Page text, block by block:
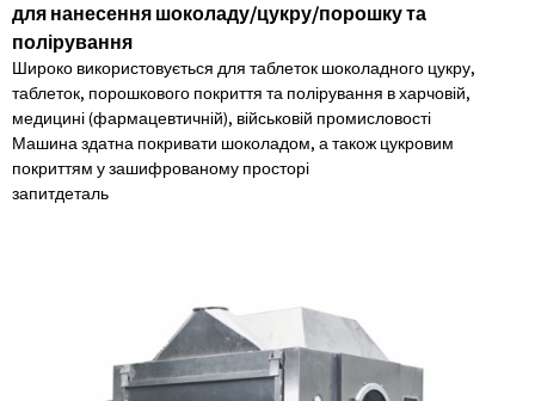
для нанесення шоколаду/цукру/порошку та
полірування
Широко використовується для таблеток шоколадного цукру,
таблеток, порошкового покриття та полірування в харчовій,
медицині (фармацевтичній), військовій промисловості
Машина здатна покривати шоколадом, а також цукровим
покриттям у зашифрованому просторі
запитдеталь